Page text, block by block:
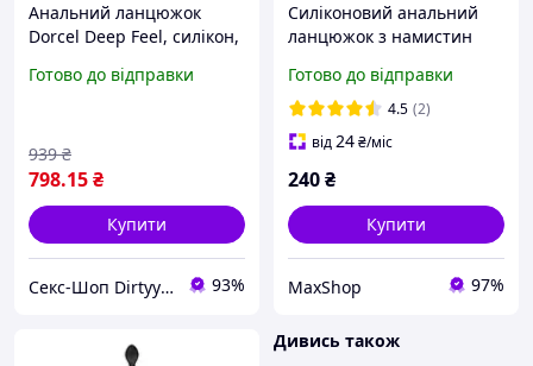
Анальний ланцюжок
Dorcel Deep Feel, силікон,
пружна
Готово до відправки
798.15₴
939 ₴
Купити
Секс-Шоп Dirtyyy - Включи любовь! 93%
Силіконовий анальний
ланцюжок з намистин
пробка-ланцюжок,
Анальні буси
Готово до відправки
4.5 (2)
від24₴/міс
240₴
Купити
MaxShop 97%
Дивись також